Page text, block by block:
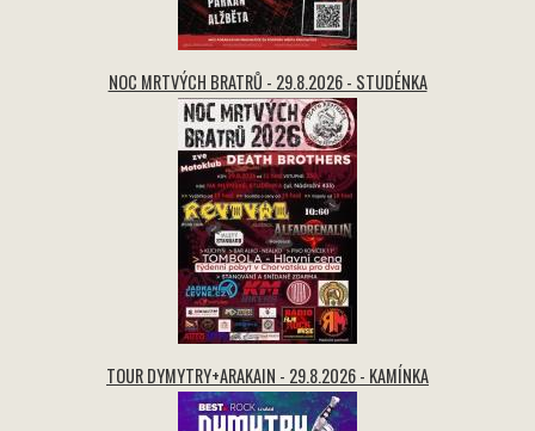
NOC MRTVÝCH BRATRŮ - 29.8.2026 - STUDÉNKA
TOUR DYMYTRY+ARAKAIN - 29.8.2026 - KAMÍNKA